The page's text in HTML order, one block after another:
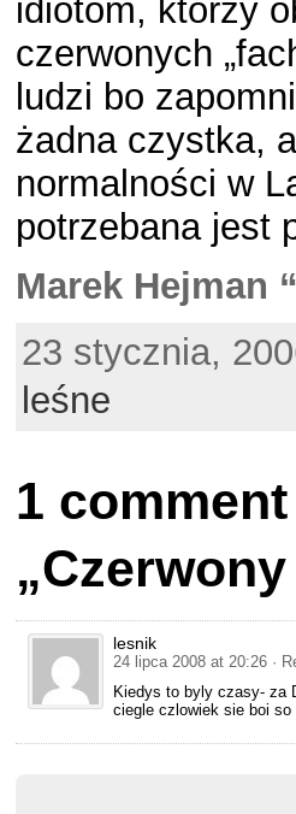
idiotom, którzy
czerwonych
ludzi bo
żadna czystka,
normalności w
potrzebana jest
Marek Hejman
23 stycznia,
leśne
1
lesnik
24 lipca 2008 at 20:26 ·
Kiedys to byly czasy- za
ciegle czlowiek sie boi